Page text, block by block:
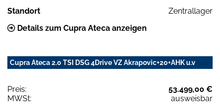
Standort
Zentrallager
Details zum Cupra Ateca anzeigen
Cupra Ateca 2.0 TSI DSG 4Drive VZ Akrapovic+20+AHK u.v
Preis:
53.499,00 €
MWSt:
ausweisbar